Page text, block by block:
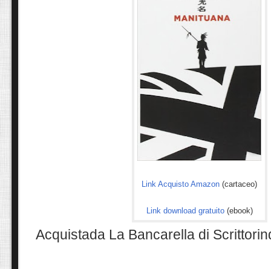
Link Acquisto Amazon (cartaceo)
Link download gratuito(ebook)
Acquistada La Bancarella di